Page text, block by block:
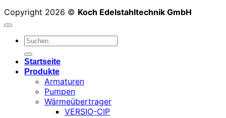
Copyright 2026 © Koch Edelstahltechnik GmbH
Suchen
Startseite
Produkte
Armaturen
Pumpen
Wärmeübertrager
VERSIO-CIP